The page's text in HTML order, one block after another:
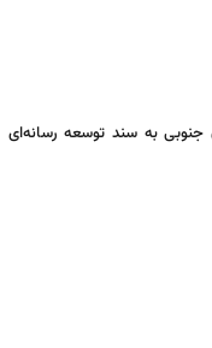
جنوبی به سند توسعه رسانه‌ای